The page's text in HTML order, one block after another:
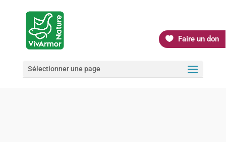
Faire un don
Sélectionner une page